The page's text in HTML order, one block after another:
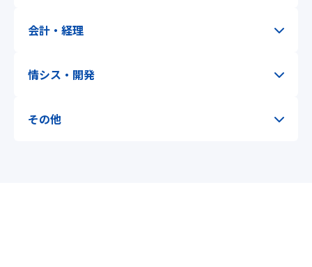
会計・経理
情シス・開発
その他